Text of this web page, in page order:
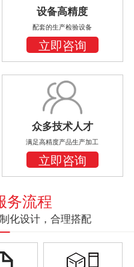
设备高精度
配套的生产检验设备
立即咨询
众多技术人才
满足高精度产品生产加工
立即咨询
务流程
化设计，合理搭配